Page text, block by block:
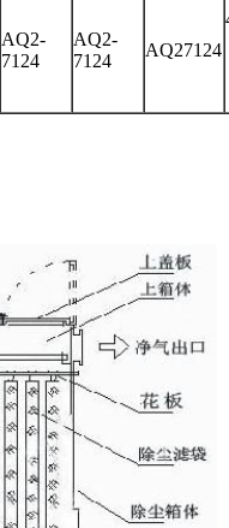
AQ2-
7124
AQ2-
7124
AQ27124